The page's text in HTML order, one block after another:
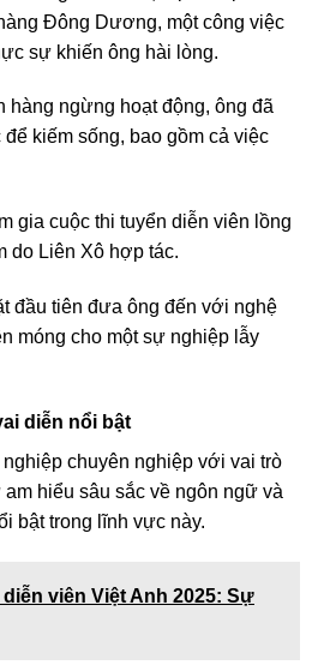
Đông Dương, một công việc
sự khiến ông hài lòng.
hàng ngừng hoạt động, ông đã
kiếm sống, bao gồm cả việc
gia cuộc thi tuyển diễn viên lồng
do Liên Xô hợp tác.
đầu tiên đưa ông đến với nghệ
móng cho một sự nghiệp lẫy
diễn nổi bật
nghiệp chuyên nghiệp với vai trò
hiểu sâu sắc về ngôn ngữ và
bật trong lĩnh vực này.
viên Việt Anh 2025: Sự